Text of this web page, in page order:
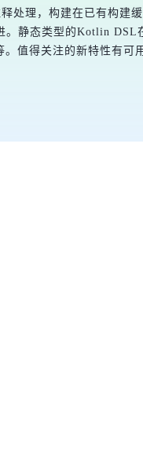
理，构建在已有构建
静态类型的Kotlin
值得关注的新特性有